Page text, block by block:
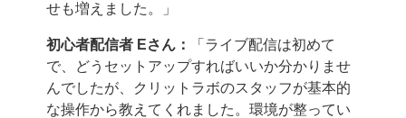
せも増えました。」
初心者配信者 Eさん：
「ライブ配信は初めて
で、どうセットアップすればいいか分かりませ
んでしたが、クリットラボのスタッフが基本的
な操作から教えてくれました。環境が整ってい